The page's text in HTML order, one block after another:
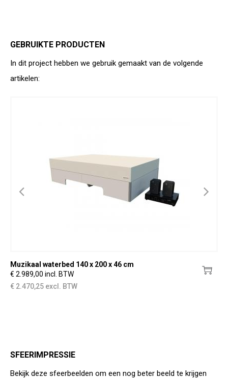
GEBRUIKTE PRODUCTEN
In dit project hebben we gebruik gemaakt van de volgende
artikelen:
Muzikaal waterbed 140 x 200 x 46 cm
€ 2.989,00 incl. BTW
€ 2.470,25 excl. BTW
SFEERIMPRESSIE
Bekijk deze sfeerbeelden om een nog beter beeld te krijgen